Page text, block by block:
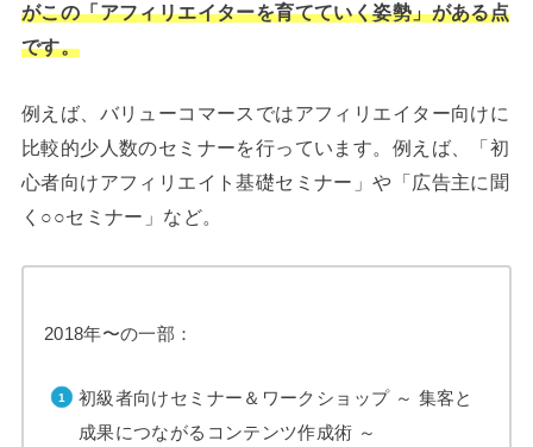
がこの「アフィリエイターを育てていく姿勢」がある点
です。
例えば、バリューコマースではアフィリエイター向けに
比較的少人数のセミナーを行っています。例えば、「初
心者向けアフィリエイト基礎セミナー」や「広告主に聞
く○○セミナー」など。
2018年〜の一部：
初級者向けセミナー＆ワークショップ ～ 集客と
成果につながるコンテンツ作成術 ～